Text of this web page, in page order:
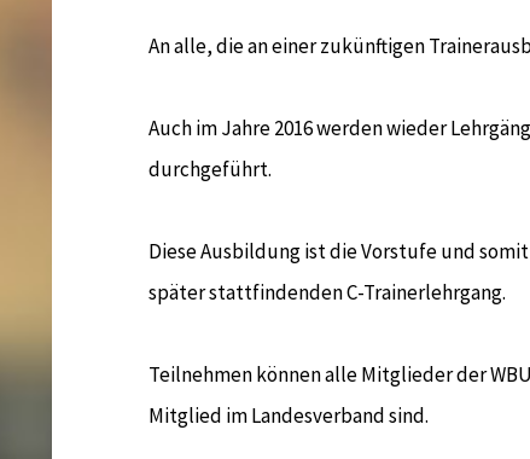
An alle, die an einer zukünftigen
Auch im Jahre 2016 werden wieder
durchgeführt.
Diese Ausbildung ist die Vorstufe und
später stattfindenden C-Trainerlehrgang.
Teilnehmen können alle Mitglieder der
Mitglied im Landesverband sind.